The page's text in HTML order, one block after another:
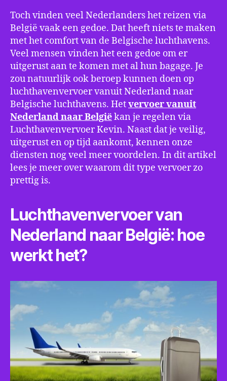
Toch vinden veel Nederlanders het reizen via
België vaak een gedoe. Dat heeft niets te maken
met het comfort van de Belgische luchthavens.
Veel mensen vinden het een gedoe om er
uitgerust aan te komen met al hun bagage. Je
zou natuurlijk ook beroep kunnen doen op
luchthavenvervoer vanuit Nederland naar
Belgische luchthavens. Hetvervoer vanuit
Nederland naar Belgiëkan je regelen via
Luchthavenvervoer Kevin. Naast dat je veilig,
uitgerust en op tijd aankomt, kennen onze
diensten nog veel meer voordelen. In dit artikel
lees je meer over waarom dit type vervoer zo
prettig is.
Luchthavenvervoer van
Nederland naar België: hoe
werkt het?